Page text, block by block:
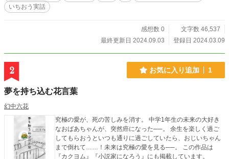
いちおう実話
感想数 0
文字数 46,537
最終更新日 2024.09.03
登録日 2024.03.09
2 お気に入り追加 1
夢を持ち込む花言葉
幻中六花
究極の愛が、死の苦しみを消す。 中学1年生の未来の大好き
なおばあちゃんが、突然癌になった──。 余生を楽しく過ご
してもらおうといつも通りに過ごしていたら、おじいちゃん
まで倒れて……！未来は究極の愛を見る──。 この作品は
『カクヨム』『小説家になろう』にも掲載しています。